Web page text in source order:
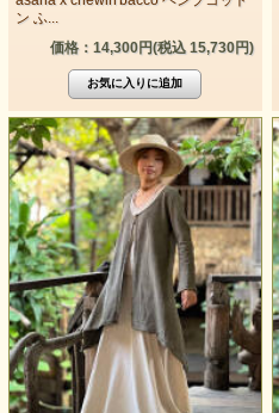
ン ふ...
価格：14,300円(税込 15,730円)